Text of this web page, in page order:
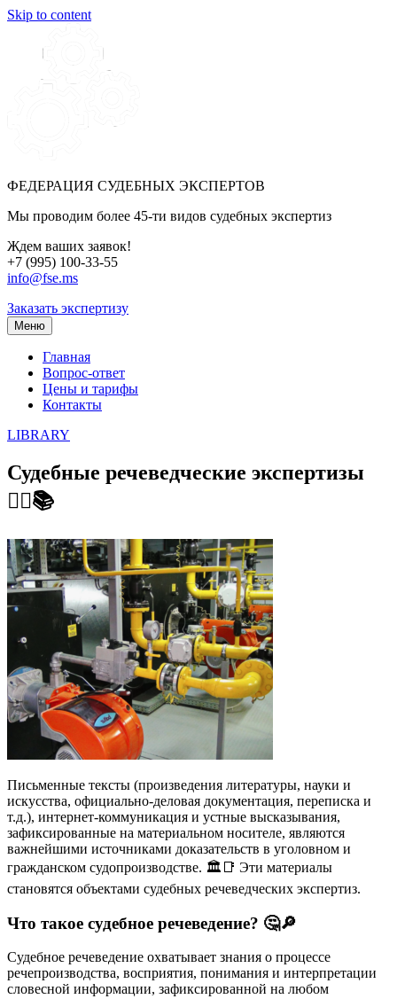
Skip to content
ФЕДЕРАЦИЯ СУДЕБНЫХ ЭКСПЕРТОВ
Мы проводим более 45-ти видов судебных экспертиз
Ждем ваших заявок!
+7 (995) 100-33-55
info@fse.ms
Заказать экспертизу
Меню
Главная
Вопрос-ответ
Цены и тарифы
Контакты
LIBRARY
Судебные речеведческие экспертизы
🕵️‍♂️📚
Письменные тексты (произведения литературы, науки и
искусства, официально-деловая документация, переписка и
т.д.), интернет-коммуникация и устные высказывания,
зафиксированные на материальном носителе, являются
важнейшими источниками доказательств в уголовном и
гражданском судопроизводстве. 🏛️📑 Эти материалы
становятся объектами судебных речеведческих экспертиз.
Что такое судебное речеведение? 🤔🔎
Судебное речеведение охватывает знания о процессе
речепроизводства, восприятия, понимания и интерпретации
словесной информации, зафиксированной на любом